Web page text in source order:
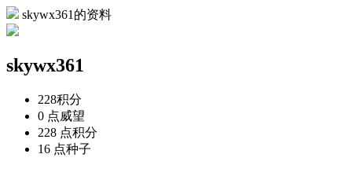
skywx361的资料
skywx361
228积分
0 点威望
228 点积分
16 点种子